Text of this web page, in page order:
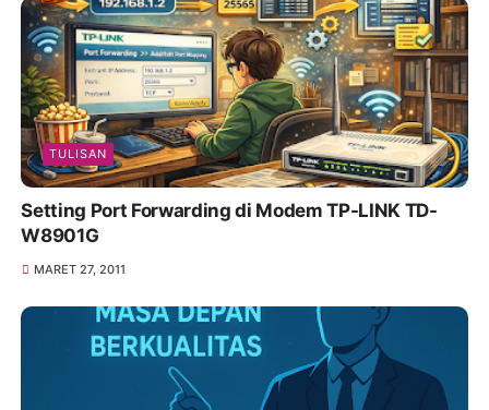
TULISAN
Setting Port Forwarding di Modem TP-LINK TD-
W8901G
MARET 27, 2011